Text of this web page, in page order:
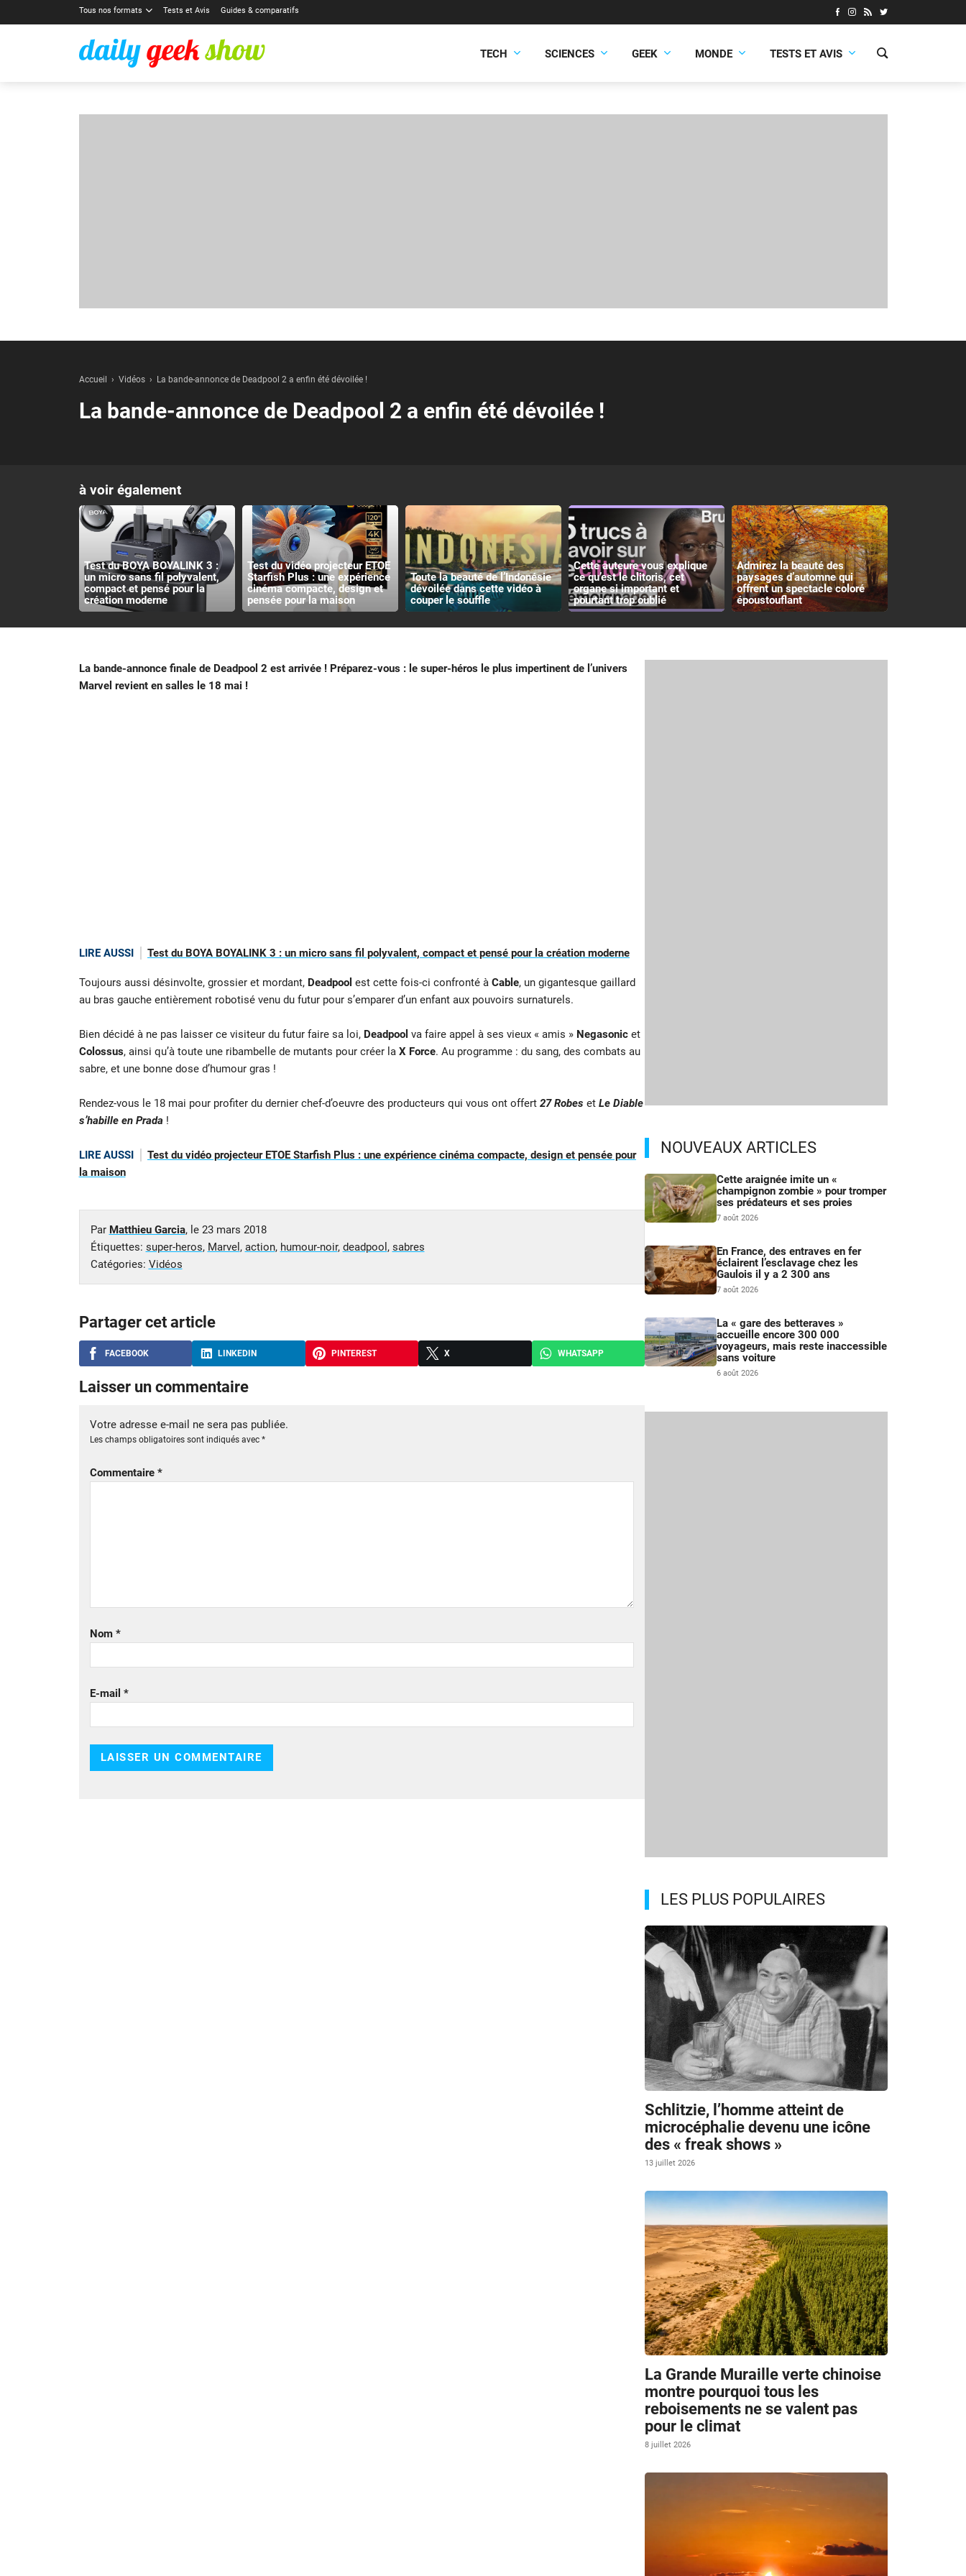
Tous nos formats Tests et Avis Guides & comparatifs
TECH SCIENCES GEEK MONDE TESTS ET AVIS
Accueil Vidéos La bande-annonce de Deadpool 2 a enfin été dévoilée !
La bande-annonce de Deadpool 2 a enfin été dévoilée !
à voir également
Test du BOYA BOYALINK 3 :
un micro sans fil polyvalent,
compact et pensé pour la
création moderne
Test du vidéo projecteur ETOE
Starfish Plus : une expérience
cinéma compacte, design et
pensée pour la maison
Toute la beauté de l’Indonésie
dévoilée dans cette vidéo à
couper le souffle
Cette auteure vous explique
ce qu’est le clitoris, cet
organe si important et
pourtant trop oublié
Admirez la beauté des
paysages d’automne qui
offrent un spectacle coloré
époustouflant
La bande-annonce finale de Deadpool 2 est arrivée ! Préparez-vous : le super-héros le plus impertinent de l’univers
Marvel revient en salles le 18 mai !
LIRE AUSSI Test du BOYA BOYALINK 3 : un micro sans fil polyvalent, compact et pensé pour la création moderne
Toujours aussi désinvolte, grossier et mordant, Deadpool est cette fois-ci confronté à Cable, un gigantesque gaillard
au bras gauche entièrement robotisé venu du futur pour s’emparer d’un enfant aux pouvoirs surnaturels.
Bien décidé à ne pas laisser ce visiteur du futur faire sa loi, Deadpool va faire appel à ses vieux « amis » Negasonicet
Colossus, ainsi qu’à toute une ribambelle de mutants pour créer la X Force. Au programme : du sang, des combats au
sabre, et une bonne dose d’humour gras !
Rendez-vous le 18 mai pour profiter du dernier chef-d’oeuvre des producteurs qui vous ont offert 27 Robes et Le Diable
s’habille en Prada!
LIRE AUSSI
Test du vidéo projecteur ETOE Starfish Plus : une expérience cinéma compacte, design et pensée pour
la maison
Par Matthieu Garcia, le 23 mars 2018
Étiquettes: super-heros, Marvel , action, humour-noir, deadpool , sabres
Catégories: Vidéos
Partager cet article
FACEBOOK LINKEDIN PINTEREST X WHATSAPP
Laisser un commentaire
Votre adresse e-mail ne sera pas publiée.
Les champs obligatoires sont indiqués avec *
Commentaire *
Nom *
E-mail *
NOUVEAUX ARTICLES
Cette araignée imite un «
champignon zombie » pour tromper
ses prédateurs et ses proies
7 août 2026
En France, des entraves en fer
éclairent l’esclavage chez les
Gaulois il y a 2 300 ans
7 août 2026
La « gare des betteraves »
accueille encore 300 000
voyageurs, mais reste inaccessible
sans voiture
6 août 2026
LES PLUS POPULAIRES
Schlitzie, l’homme atteint de
microcéphalie devenu une icône
des « freak shows »
13 juillet 2026
La Grande Muraille verte chinoise
montre pourquoi tous les
reboisements ne se valent pas
pour le climat
8 juillet 2026